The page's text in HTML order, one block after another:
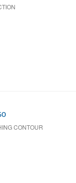
CONTOUR